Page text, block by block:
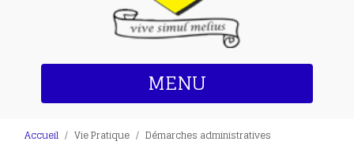
MENU
Accueil Vie Pratique Démarches administratives